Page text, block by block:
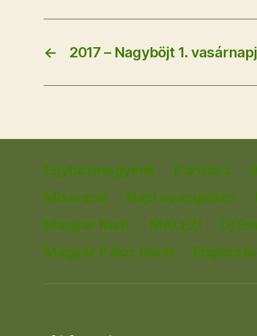
← 2017 – Nagyböjt 1.
Egyházmegyénk Karitász
Miserend
Napi evangélium
Magyar Kurír
MALEZI Új
Magyar Pálos Rend